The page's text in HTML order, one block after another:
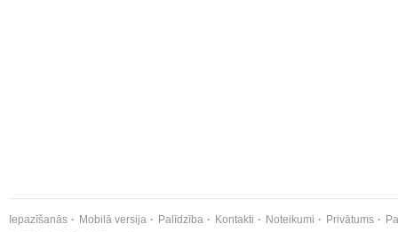
Iepazīšanās Mobilā versija Palīdzība Kontakti Noteikumi Privātums